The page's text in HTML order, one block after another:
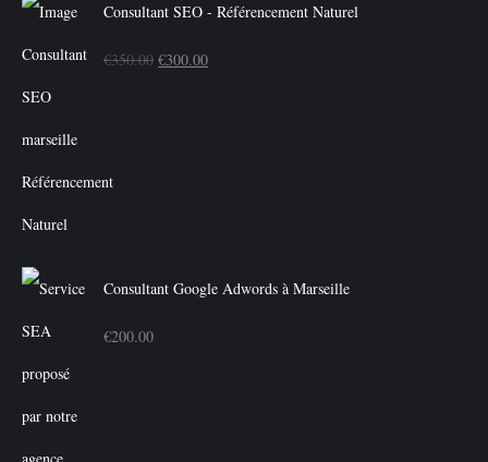
Consultant SEO - Référencement Naturel
€350.00 Le
€300.00Le
Consultant Google Adwords à Marseille
€200.00